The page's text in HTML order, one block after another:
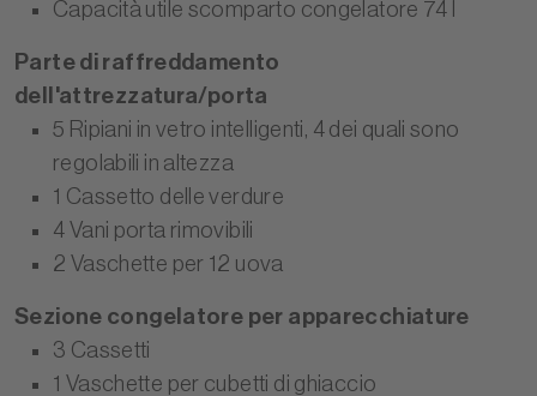
Capacità utile scomparto congelatore 74 l
Parte di raffreddamento
dell'attrezzatura/porta
5 Ripiani in vetro intelligenti, 4 dei quali sono
regolabili in altezza
1 Cassetto delle verdure
4 Vani porta rimovibili
2 Vaschette per 12 uova
Sezione congelatore per apparecchiature
3 Cassetti
1 Vaschette per cubetti di ghiaccio